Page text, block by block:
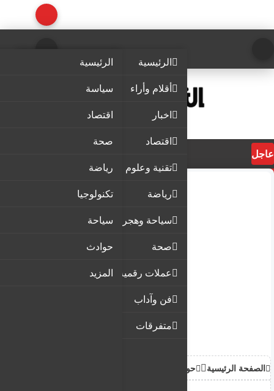
الرئيسية
أقلام وأراء
اخبار
اقتصاد
تقنية وعلوم
رياضة
سياحة وهجرة
صحة
عملات رقمية
فن وآداب
متفرقات
الرئيسية
سياسة
اقتصاد
صحة
رياضة
تكنولوجيا
سياحة
حوادث
المزيد
عاجل
الصفحة الرئيسية حوادث